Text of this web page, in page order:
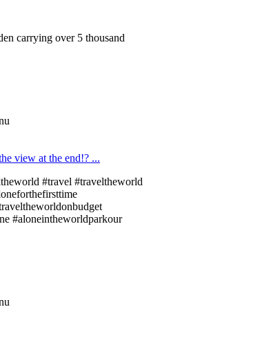
carrying over 5 thousand
view at the end!? ...
#travel #traveltheworld
#aloneintheworldparkour